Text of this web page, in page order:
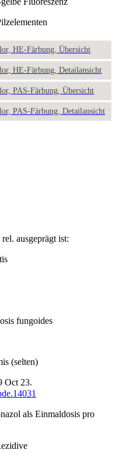
HE-Färbung, Übersicht
HE-Färbung, Detailansicht
PAS-Färbung, Übersicht
PAS-Färbung, Detailansicht
ausgeprägt ist:
fungoides
(selten)
Oct 23.
als Einmaldosis pro